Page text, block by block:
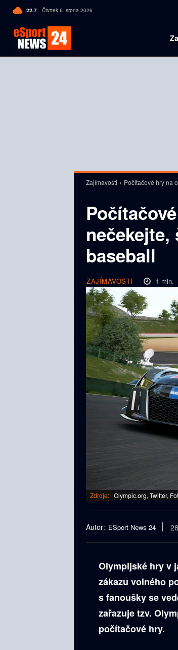
22.7 C Czech
Čtvrtek 6. srpna 2026
Zajímavosti Počítačové hry na
baseball
ZAJÍMAVOSTI 1 min.
Zdroje: Olympic.org, Twitter,
Autor: ESport News 24
Olympijské hry v
zákazu volného
s fanoušky se
zařazuje tzv.
počítačové hry.